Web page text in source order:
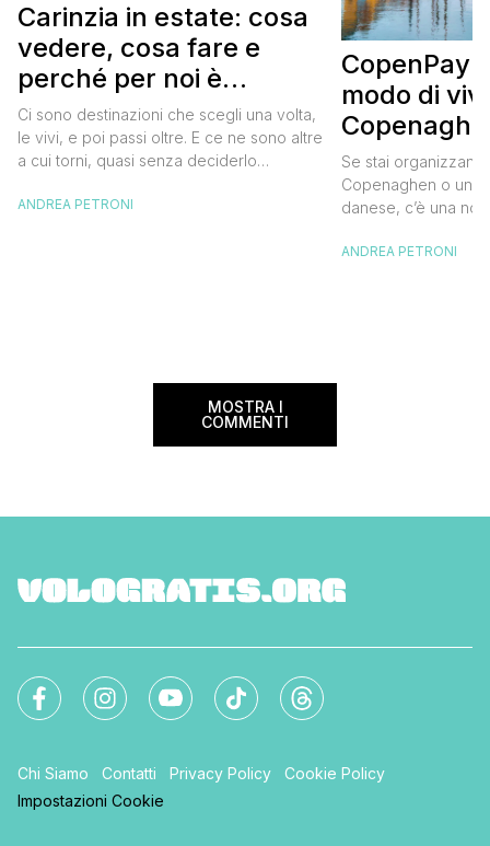
Carinzia in estate: cosa
vedere, cosa fare e
perché per noi è
diventata una
destinazione del cuore
Ci sono destinazioni che scegli una volta,
le vivi, e poi passi oltre. E ce ne sono altre
a cui torni, quasi senza deciderlo
richiamarti indietro più che il contrario. Per
ANDREA PETRONI
CopenPay:
modo di
meglio e
meno
Se stai
Copenaghen o un
danese, c’è una
CopenPay ed è
ANDREA PETRONI
MOSTRA I
COMMENTI
Chi Siamo Contatti Privacy Policy
Cookie Policy
Impostazioni Cookie